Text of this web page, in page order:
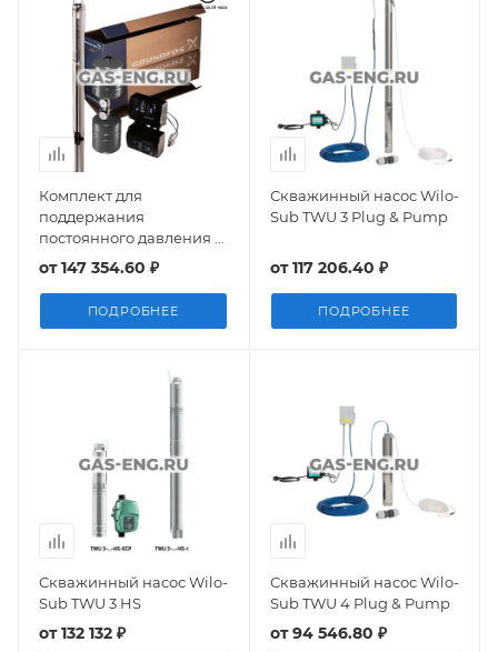
Комплект для
поддержания
постоянного давления с
насосом SQE, Grundfos
от147 354.60 ₽
ПОДРОБНЕЕ
Скважинный насос Wilo-
Sub TWU 3 Plug & Pump
от117 206.40 ₽
ПОДРОБНЕЕ
Скважинный насос Wilo-
Sub TWU 3 HS
от132 132 ₽
Скважинный насос Wilo-
Sub TWU 4 Plug & Pump
от94 546.80 ₽